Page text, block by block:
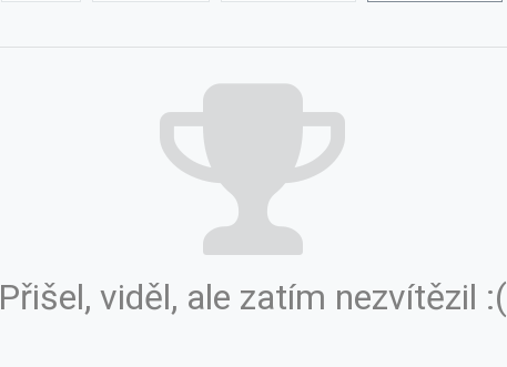
Přišel, viděl, ale zatím nezvítězil :(